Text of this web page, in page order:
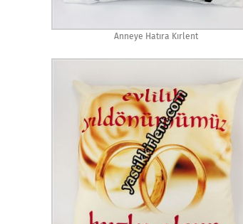
Anneye Hatıra Kırlent